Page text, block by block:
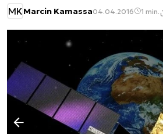
MKMarcin Kamassa04.04.2016 1 min.
Poprzedni slajd